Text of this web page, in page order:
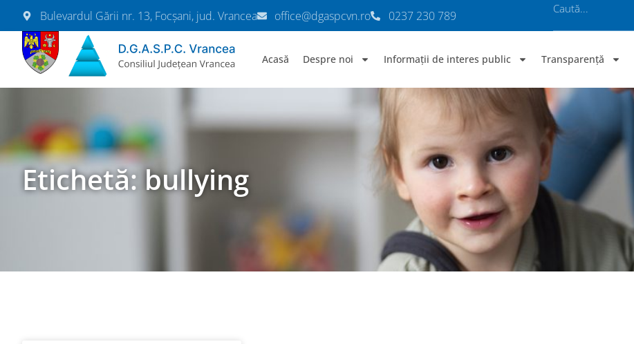
Bulevardul Gării nr. 13, Focșani, jud. Vrancea office@dgaspcvn.ro 0237 230 789
Acasă Despre noi Informații de interes public Transparență
Etichetă: bullying